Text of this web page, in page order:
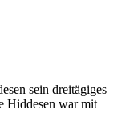
sein dreitägiges
Hiddesen war mit